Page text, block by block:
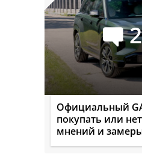
Официальный
покупать или
мнений и